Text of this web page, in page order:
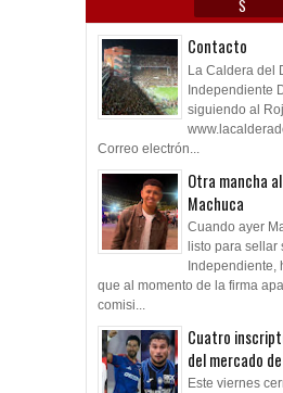
S
Contacto
La Caldera del
Independiente
siguiendo al
Correo electrón...
Otra mancha
Machuca
Cuando ayer
listo para sellar
Independiente,
que al momento de la firma
comisi...
Cuatro
del mercado
Este viernes